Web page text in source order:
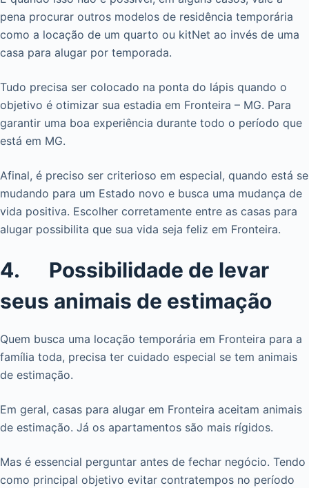
pena procurar outros modelos de residência temporária
como a locação de um quarto ou kitNet ao invés de uma
casa para alugar por temporada.
Tudo precisa ser colocado na ponta do lápis quando o
objetivo é otimizar sua estadia em Fronteira – MG. Para
garantir uma boa experiência durante todo o período que
está em MG.
Afinal, é preciso ser criterioso em especial, quando está se
mudando para um Estado novo e busca uma mudança de
vida positiva. Escolher corretamente entre as casas para
alugar possibilita que sua vida seja feliz em Fronteira.
4. Possibilidade de levar
seus animais de estimação
Quem busca uma locação temporária em Fronteira para a
família toda, precisa ter cuidado especial se tem animais
de estimação.
Em geral, casas para alugar em Fronteira aceitam animais
de estimação. Já os apartamentos são mais rígidos.
Mas é essencial perguntar antes de fechar negócio. Tendo
como principal objetivo evitar contratempos no período